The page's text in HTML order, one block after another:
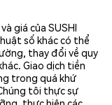
giá của SUSHI
số khác có thể
thay đổi về quy
Giao dịch tiền
trong quá khứ
tôi thực sự